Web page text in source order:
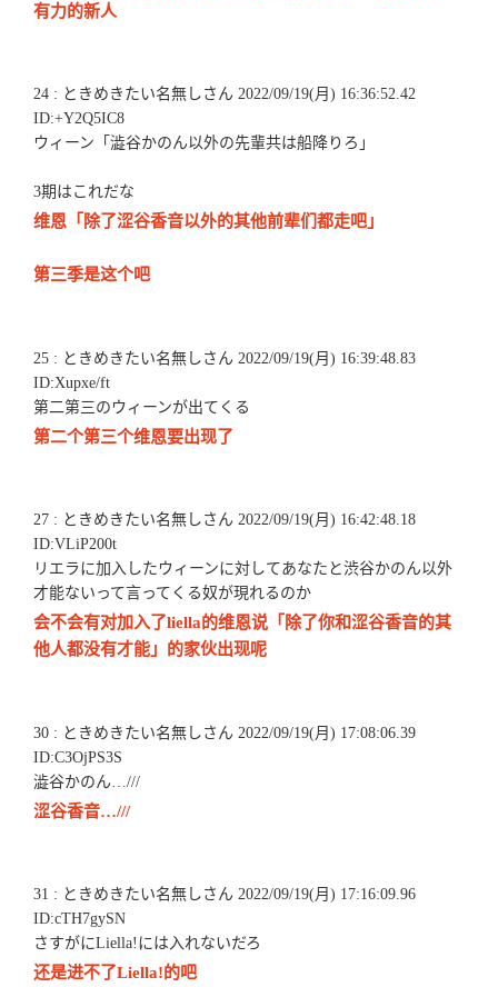
有力的新人
24 : ときめきたい名無しさん 2022/09/19(月) 16:36:52.42
ID:+Y2Q5IC8
ウィーン「澁谷かのん以外の先輩共は船降りろ」
3期はこれだな
维恩「除了涩谷香音以外的其他前辈们都走吧」
第三季是这个吧
25 : ときめきたい名無しさん 2022/09/19(月) 16:39:48.83
ID:Xupxe/ft
第二第三のウィーンが出てくる
第二个第三个维恩要出现了
27 : ときめきたい名無しさん 2022/09/19(月) 16:42:48.18
ID:VLiP200t
リエラに加入したウィーンに対してあなたと渋谷かのん以外
才能ないって言ってくる奴が現れるのか
会不会有对加入了liella的维恩说「除了你和涩谷香音的其
他人都没有才能」的家伙出现呢
30 : ときめきたい名無しさん 2022/09/19(月) 17:08:06.39
ID:C3OjPS3S
澁谷かのん…///
涩谷香音…///
31 : ときめきたい名無しさん 2022/09/19(月) 17:16:09.96
ID:cTH7gySN
さすがにLiella!には入れないだろ
还是进不了Liella!的吧